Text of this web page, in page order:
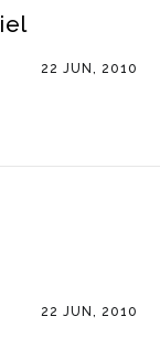
22 JUN, 2010
22 JUN, 2010